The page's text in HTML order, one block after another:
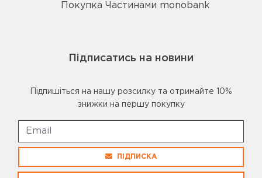
Покупка Частинами monobank
Підписатись на новини
Підпишіться на нашу розсилку та отримайте 10%
знижки на першу покупку
ПІДПИСКА